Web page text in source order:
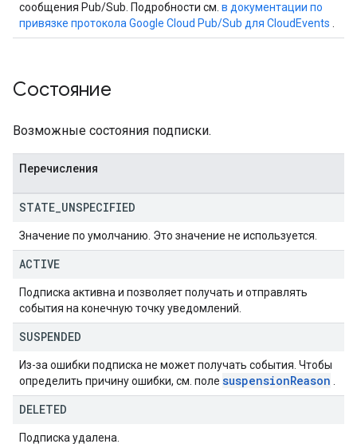
сообщения Pub/Sub. Подробности см. в документации по
привязке протокола Google Cloud Pub/Sub для CloudEvents
Состояние
Возможные состояния подписки.
Перечисления
STATE UNSPECIFIED
Значение по умолчанию. Это значение не используется.
ACTIVE
Подписка активна и позволяет получать и отправлять
события на конечную точку уведомлений.
SUSPENDED
Из-за ошибки подписка не может получать события. Чтобы
определить причину ошибки, см. поле suspensionReason
DELETED
Подписка удалена.